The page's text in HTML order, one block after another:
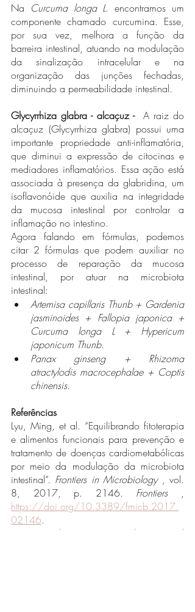
Na Curcuma longa L. encontramos um
componente chamado curcumina. Esse,
por sua vez, melhora a função da
barreira intestinal, atuando na modulação
da sinalização intracelular e na
organização das junções fechadas,
diminuindo a permeabilidade intestinal.
Glycyrrhiza glabra - alcaçuz - A raiz do
alcaçuz (Glycyrrhiza glabra) possui uma
importante propriedade anti-inflamatória,
que diminui a expressão de citocinas e
mediadores inflamatórios. Essa ação está
associada à presença da glabridina, um
isoflavonóide que auxilia na integridade
da mucosa intestinal por controlar a
inflamação no intestino.
Agora falando em fórmulas, podemos
citar 2 fórmulas que podem auxiliar no
processo de reparação da mucosa
intestinal, por atuar na microbiota
intestinal:
Artemisa capillaris Thunb + Gardenia
jasminoides + Fallopia japonica +
Curcuma longa L + Hypericum
japonicum Thunb.
Panax ginseng + Rhizoma
atractylodis macrocephalae + Coptis
chinensis.
Referências
Lyu, Ming, et al. “Equilibrando fitoterapia
e alimentos funcionais para prevenção e
tratamento de doenças cardiometabólicas
por meio da modulação da microbiota
intestinal”. Frontiers in Microbiology , vol.
8, 2017, p. 2146. Frontiers
https://doi.org/10.3389/fmicb.2017.
02146.
Peterson, Christine Tara, et al. “Potencial